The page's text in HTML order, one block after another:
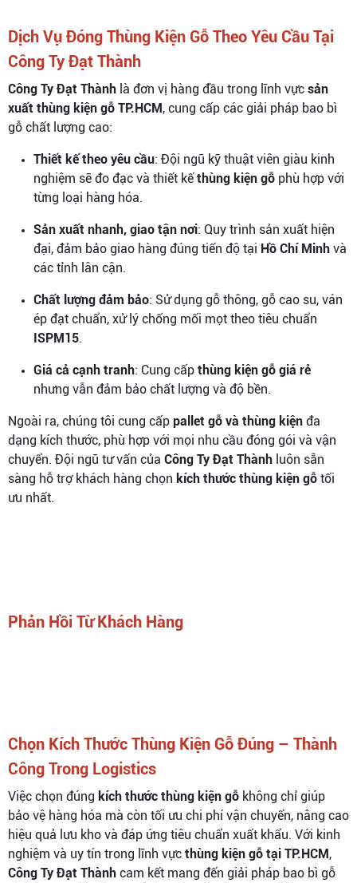
Dịch Vụ Đóng Thùng Kiện Gỗ Theo Yêu Cầu Tại
Công Ty Đạt Thành
Công Ty Đạt Thành là đơn vị hàng đầu trong lĩnh vực sản
xuất thùng kiện gỗ TP.HCM, cung cấp các giải pháp bao bì
gỗ chất lượng cao:
Thiết kế theo yêu cầu: Đội ngũ kỹ thuật viên giàu kinh
nghiệm sẽ đo đạc và thiết kếthùng kiện gỗ phù hợp với
từng loại hàng hóa.
Sản xuất nhanh, giao tận nơi: Quy trình sản xuất hiện
đại, đảm bảo giao hàng đúng tiến độ tại Hồ Chí Minh và
các tỉnh lân cận.
Chất lượng đảm bảo: Sử dụng gỗ thông, gỗ cao su, ván
ép đạt chuẩn, xử lý chống mối mọt theo tiêu chuẩn
ISPM15.
Giá cả cạnh tranh: Cung cấp thùng kiện gỗ giá rẻ
nhưng vẫn đảm bảo chất lượng và độ bền.
Ngoài ra, chúng tôi cung cấp pallet gỗ và thùng kiện đa
dạng kích thước, phù hợp với mọi nhu cầu đóng gói và vận
chuyển. Đội ngũ tư vấn của Công Ty Đạt Thành luôn sẵn
sàng hỗ trợ khách hàng chọn kích thước thùng kiện gỗ tối
ưu nhất.
Phản Hồi Từ Khách Hàng
Chọn Kích Thước Thùng Kiện Gỗ Đúng – Thành
Công Trong Logistics
Việc chọn đúng kích thước thùng kiện gỗ không chỉ giúp
bảo vệ hàng hóa mà còn tối ưu chi phí vận chuyển, nâng cao
hiệu quả lưu kho và đáp ứng tiêu chuẩn xuất khẩu. Với kinh
nghiệm và uy tín trong lĩnh vực thùng kiện gỗ tại TP.HCM,
Công Ty Đạt Thành cam kết mang đến giải pháp bao bì gỗ